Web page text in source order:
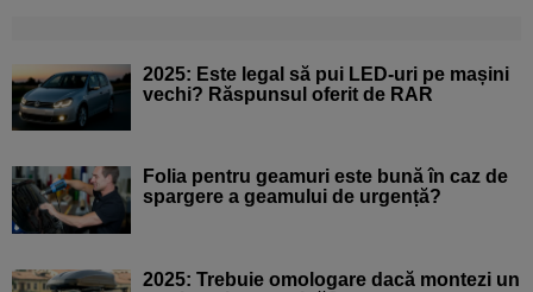
2025: Este legal să pui LED-uri pe mașini
vechi? Răspunsul oferit de RAR
Folia pentru geamuri este bună în caz de
spargere a geamului de urgență?
2025: Trebuie omologare dacă montezi un